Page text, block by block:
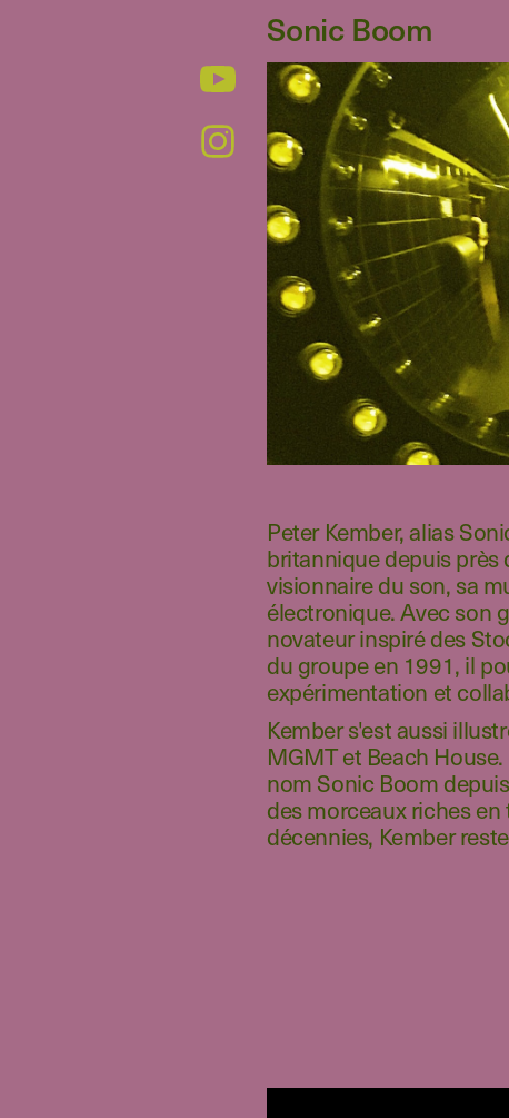
Sonic Boom
Peter Kember, alias
britannique depuis près
visionnaire du son, sa
électronique. Avec son
novateur inspiré des
du groupe en 1991, il
expérimentation et
Kember s'est aussi
MGMT et Beach
nom Sonic Boom
des morceaux riches
décennies, Kember